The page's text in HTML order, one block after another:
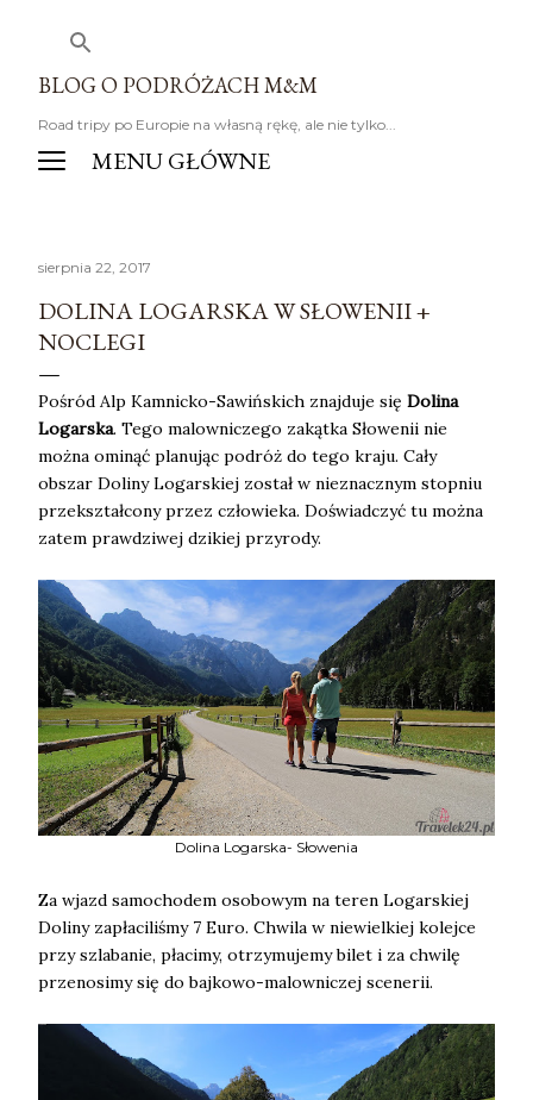
BLOG O PODRÓŻACH M&M
Road tripy po Europie na własną rękę, ale nie tylko...
sierpnia 22, 2017
DOLINA LOGARSKA W SŁOWENII +
NOCLEGI
Pośród Alp Kamnicko-Sawińskich znajduje się Dolina
Logarska. Tego malowniczego zakątka Słowenii nie
można ominąć planując podróż do tego kraju. Cały
obszar Doliny Logarskiej został w nieznacznym stopniu
przekształcony przez człowieka. Doświadczyć tu można
zatem prawdziwej dzikiej przyrody.
Dolina Logarska- Słowenia
Za wjazd samochodem osobowym na teren Logarskiej
Doliny zapłaciliśmy 7 Euro. Chwila w niewielkiej kolejce
przy szlabanie, płacimy, otrzymujemy bilet i za chwilę
przenosimy się do bajkowo-malowniczej scenerii.